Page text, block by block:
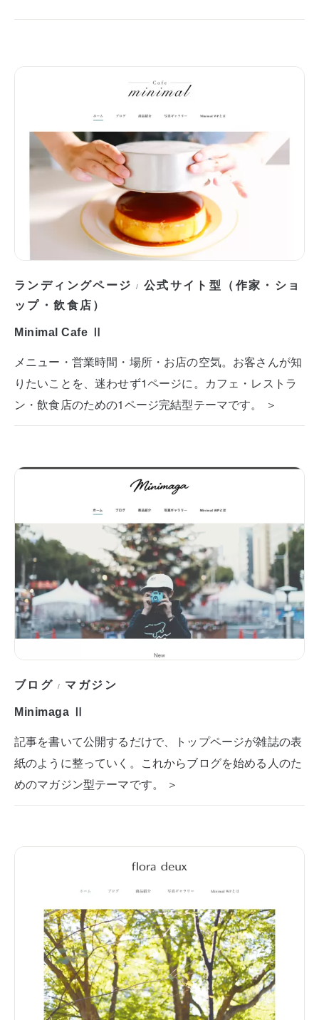
ランディングページ / 公式サイト型（作家・ショ
ップ・飲食店）
Minimal Cafe Ⅱ
メニュー・営業時間・場所・お店の空気。お客さんが知
りたいことを、迷わせず1ページに。カフェ・レストラ
ン・飲食店のための1ページ完結型テーマです。 ＞
ブログ / マガジン
Minimaga Ⅱ
記事を書いて公開するだけで、トップページが雑誌の表
紙のように整っていく。これからブログを始める人のた
めのマガジン型テーマです。 ＞